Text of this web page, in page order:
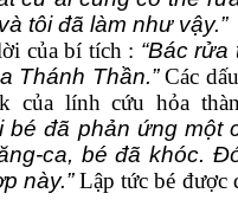
tôi đã làm như vậy.”
của bí tích : “Bác
Thánh Thần.”Các
của lính cứu hỏa
bé đã phản ứng một
ca, bé đã khóc.
này.”Lập tức bé được